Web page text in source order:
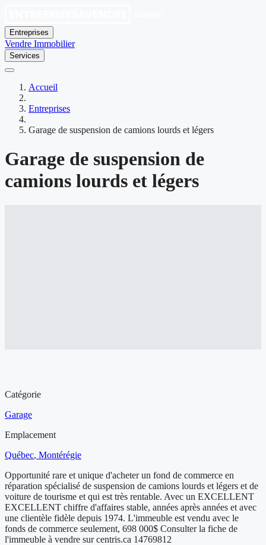
Entreprises
Vendre Immobilier
Services
Accueil
Entreprises
Garage de suspension de camions lourds et légers
Garage de suspension de
camions lourds et légers
Catégorie
Garage
Emplacement
Québec, Montérégie
Opportunité rare et unique d'acheter un fond de commerce en
réparation spécialisé de suspension de camions lourds et légers et de
voiture de tourisme et qui est très rentable. Avec un EXCELLENT
EXCELLENT chiffre d'affaires stable, années après années et avec
une clientèle fidèle depuis 1974. L'immeuble est vendu avec le
fonds de commerce seulement, 698 000$ Consulter la fiche de
l'immeuble à vendre sur centris.ca 14769812